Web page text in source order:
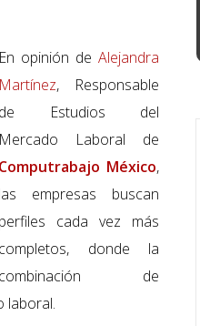
En opinión de Alejandra
Martínez, Responsable
de Estudios del
Mercado Laboral de
Computrabajo México,
las empresas buscan
perfiles cada vez más
completos, donde la
combinación de
laboral.